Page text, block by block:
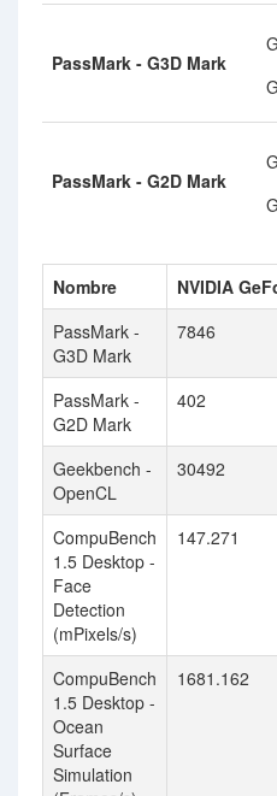
PassMark - G3D Mark
PassMark - G2D Mark
Nombre NVIDIA
PassMark -
G3D Mark
7846
PassMark -
G2D Mark
402
Geekbench -
OpenCL
30492
CompuBench
1.5 Desktop -
Face
Detection
(mPixels/s)
147.271
CompuBench
1.5 Desktop -
Ocean
Surface
Simulation
1681.162